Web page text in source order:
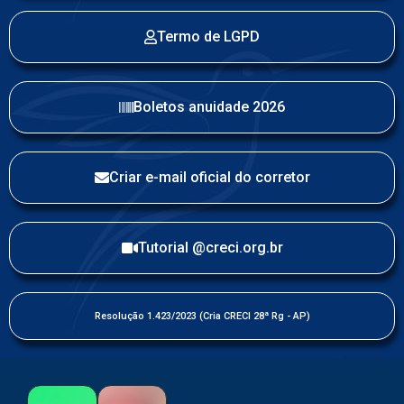
Termo de LGPD
Boletos anuidade 2026
Criar e-mail oficial do corretor
Tutorial @creci.org.br
Resolução 1.423/2023 (Cria CRECI 28ª Rg - AP)